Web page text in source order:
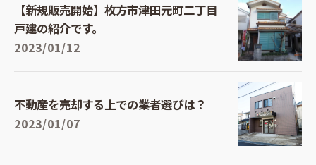
【新規販売開始】枚方市津田元町二丁目
戸建の紹介です。
2023/01/12
不動産を売却する上での業者選びは？
2023/01/07